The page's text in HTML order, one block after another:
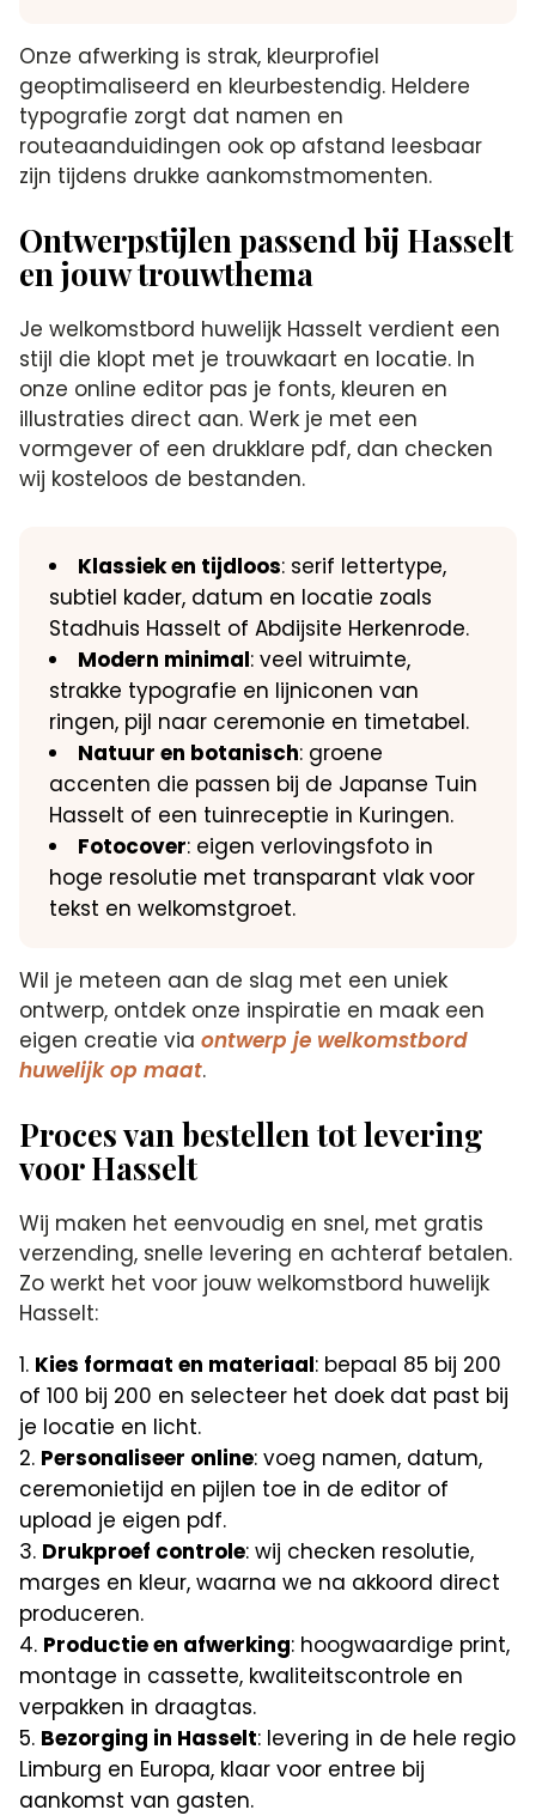
Onze afwerking is strak, kleurprofiel
geoptimaliseerd en kleurbestendig. Heldere
typografie zorgt dat namen en
routeaanduidingen ook op afstand leesbaar
zijn tijdens drukke aankomstmomenten.
Ontwerpstijlen passend bij Hasselt
en jouw trouwthema
Je welkomstbord huwelijk Hasselt verdient een
stijl die klopt met je trouwkaart en locatie. In
onze online editor pas je fonts, kleuren en
illustraties direct aan. Werk je met een
vormgever of een drukklare pdf, dan checken
wij kosteloos de bestanden.
Klassiek en tijdloos: serif lettertype,
subtiel kader, datum en locatie zoals
Stadhuis Hasselt of Abdijsite Herkenrode.
Modern minimal: veel witruimte,
strakke typografie en lijniconen van
ringen, pijl naar ceremonie en timetabel.
Natuur en botanisch: groene
accenten die passen bij de Japanse Tuin
Hasselt of een tuinreceptie in Kuringen.
Fotocover: eigen verlovingsfoto in
hoge resolutie met transparant vlak voor
tekst en welkomstgroet.
Wil je meteen aan de slag met een uniek
ontwerp, ontdek onze inspiratie en maak een
eigen creatie viaontwerp je welkomstbord
huwelijk op maat.
Proces van bestellen tot levering
voor Hasselt
Wij maken het eenvoudig en snel, met gratis
verzending, snelle levering en achteraf betalen.
Zo werkt het voor jouw welkomstbord huwelijk
Hasselt:
Kies formaat en materiaal: bepaal 85 bij 200
of 100 bij 200 en selecteer het doek dat past bij
je locatie en licht.
Personaliseer online: voeg namen, datum,
ceremonietijd en pijlen toe in de editor of
upload je eigen pdf.
Drukproef controle: wij checken resolutie,
marges en kleur, waarna we na akkoord direct
produceren.
Productie en afwerking: hoogwaardige print,
montage in cassette, kwaliteitscontrole en
verpakken in draagtas.
Bezorging in Hasselt: levering in de hele regio
Limburg en Europa, klaar voor entree bij
aankomst van gasten.